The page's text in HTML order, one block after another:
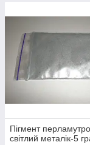
Пігмент
світлий металік-5